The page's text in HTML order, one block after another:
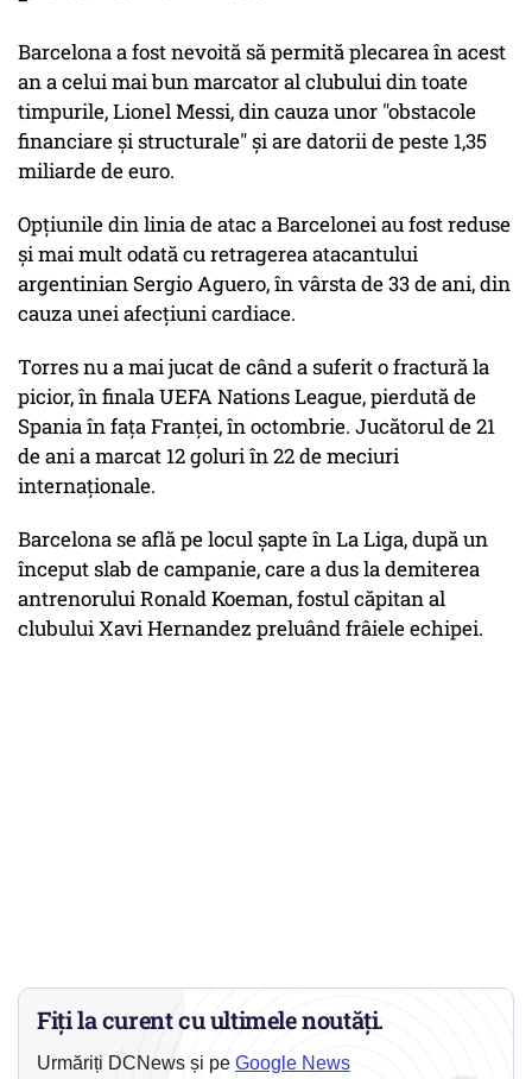
Barcelona a fost nevoită să permită plecarea în acest
an a celui mai bun marcator al clubului din toate
timpurile, Lionel Messi, din cauza unor "obstacole
financiare și structurale" și are datorii de peste 1,35
miliarde de euro.
Opțiunile din linia de atac a Barcelonei au fost reduse
și mai mult odată cu retragerea atacantului
argentinian Sergio Aguero, în vârsta de 33 de ani, din
cauza unei afecțiuni cardiace.
Torres nu a mai jucat de când a suferit o fractură la
picior, în finala UEFA Nations League, pierdută de
Spania în fața Franței, în octombrie. Jucătorul de 21
de ani a marcat 12 goluri în 22 de meciuri
internaționale.
Barcelona se află pe locul șapte în La Liga, după un
început slab de campanie, care a dus la demiterea
antrenorului Ronald Koeman, fostul căpitan al
clubului Xavi Hernandez preluând frâiele echipei.
Fiți la curent cu ultimele noutăți.
Urmăriți DCNews și pe Google News